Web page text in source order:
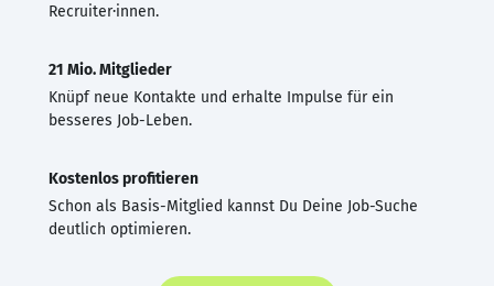
Recruiter·innen.
21 Mio. Mitglieder
Knüpf neue Kontakte und erhalte Impulse für ein
besseres Job-Leben.
Kostenlos profitieren
Schon als Basis-Mitglied kannst Du Deine Job-Suche
deutlich optimieren.